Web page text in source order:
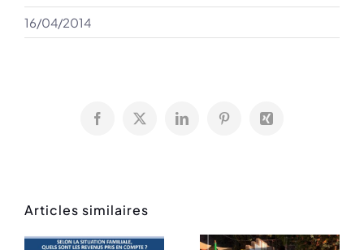
16/04/2014
Facebook
X LinkedInPinterestXing
Articles similaires